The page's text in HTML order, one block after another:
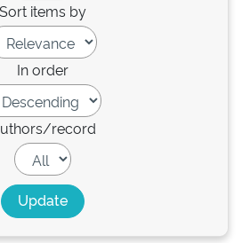
Sort items by
In order
record